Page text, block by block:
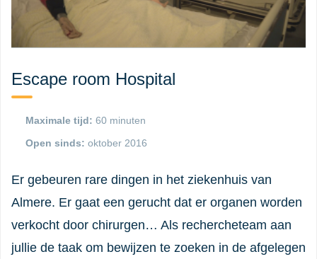
Escape room Hospital
Maximale tijd: 60 minuten
Open sinds: oktober 2016
Er gebeuren rare dingen in het ziekenhuis van
Almere. Er gaat een gerucht dat er organen worden
verkocht door chirurgen… Als rechercheteam aan
jullie de taak om bewijzen te zoeken in de afgelegen